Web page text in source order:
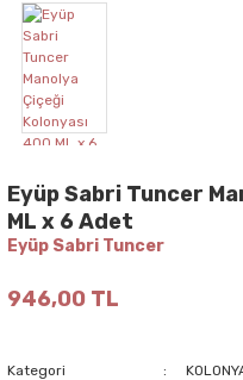
Eyüp Sabri Tuncer
ML x 6 Adet
Eyüp Sabri Tuncer
946,00 TL
Kategori